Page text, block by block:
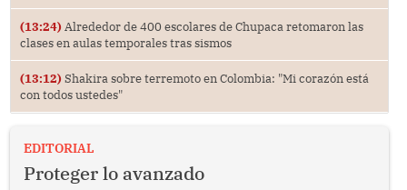
(13:24) Alrededor de 400 escolares de Chupaca retomaron las
clases en aulas temporales tras sismos
(13:12) Shakira sobre terremoto en Colombia: "Mi corazón está
con todos ustedes"
EDITORIAL
Proteger lo avanzado